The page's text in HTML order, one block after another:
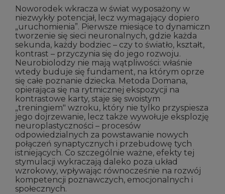
Noworodek wkracza w świat wyposażony w
niezwykły potencjał, lecz wymagający dopiero
„uruchomienia”. Pierwsze miesiące to dynamiczn
tworzenie się sieci neuronalnych, gdzie każda
sekunda, każdy bodziec – czy to światło, kształt,
kontrast – przyczynia się do jego rozwoju.
Neurobiolodzy nie mają wątpliwości: właśnie
wtedy buduje się fundament, na którym oprze
się całe poznanie dziecka. Metoda Domana,
opierająca się na rytmicznej ekspozycji na
kontrastowe karty, staje się swoistym
„treningiem" wzroku, który nie tylko przyspiesza
jego dojrzewanie, lecz także wywołuje eksplozję
neuroplastyczności – procesów
odpowiedzialnych za powstawanie nowych
połączeń synaptycznych i przebudowę tych
istniejących. Co szczególnie ważne, efekty tej
stymulacji wykraczają daleko poza układ
wzrokowy, wpływając równocześnie na rozwój
kompetencji poznawczych, emocjonalnych i
społecznych.